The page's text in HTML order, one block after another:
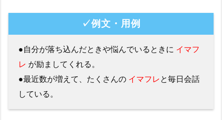
✓例文・用例
●自分が落ち込んだときや悩んでいるときに イマフ
レ が励ましてくれる。
●最近数が増えて、たくさんの イマフレ と毎日会話
している。